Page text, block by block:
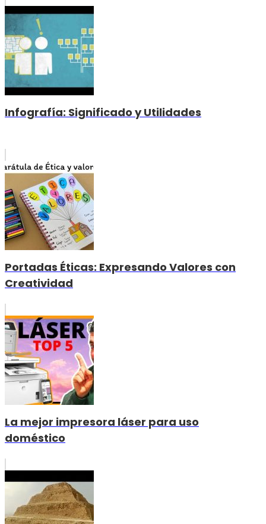
Infografía: Significado y Utilidades
Portadas Éticas: Expresando Valores con
Creatividad
La mejor impresora láser para uso
doméstico